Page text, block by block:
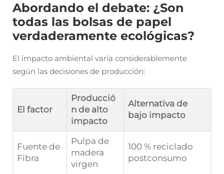
Abordando el debate: ¿Son
todas las bolsas de papel
verdaderamente ecológicas?
El impacto ambiental varía considerablemente
según las decisiones de producción:
El factor
Producció
n de alto
impacto
Alternativa de
bajo impacto
Fuente de
Fibra
Pulpa de
madera
virgen
100 % reciclado
postconsumo